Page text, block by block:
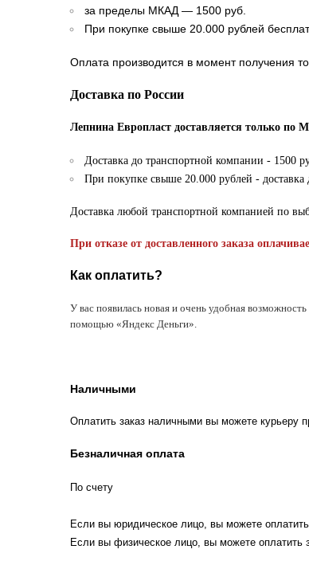
за пределы МКАД — 1500 руб.
При покупке свыше 20.000 рублей
Оплата производится в момент получения
Доставка по России
Лепнина Европласт доставляется только по
Доставка до транспортной компании - 1500
При покупке свыше 20.000 рублей - доставка
Доставка любой транспортной компанией по
При отказе от доставленного заказа
Как оплатить?
У вас появилась новая и очень удобная
помощью «Яндекс Деньги».
Наличными
Оплатить заказ наличными вы можете курьеру
Безналичная оплата
По счету
Если вы юридическое лицо, вы можете оплатить
Если вы физическое лицо, вы можете оплатить